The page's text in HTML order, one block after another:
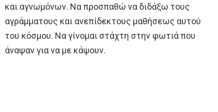
και αγνωμόνων. Να προσπαθώ να διδάξω τους
αγράμματους και ανεπίδεκτους μαθήσεως αυτού
του κόσμου. Να γίνομαι στάχτη στην φωτιά που
άναψαν για να με κάψουν.